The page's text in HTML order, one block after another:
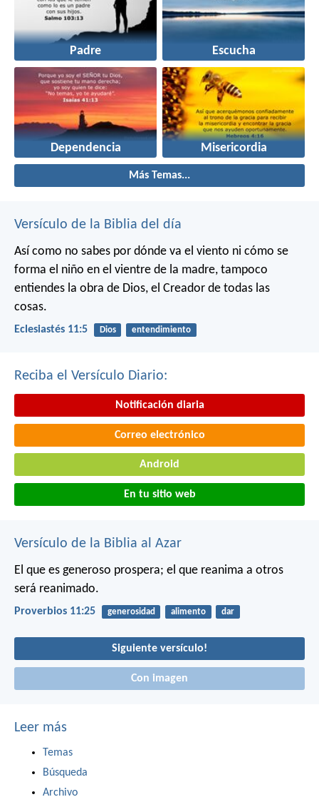
Padre Escucha
Dependencia Misericordia
Más Temas...
Versículo de la Biblia del día
Así como no sabes por dónde va el viento ni cómo se
forma el niño en el vientre de la madre, tampoco
entiendes la obra de Dios, el Creador de todas las
cosas.
Eclesiastés 11:5 Dios entendimiento
Reciba el Versículo Diario:
Notificación diaria
Correo electrónico
Android
En tu sitio web
Versículo de la Biblia al Azar
El que es generoso prospera; el que reanima a otros
será reanimado.
Proverbios 11:25 generosidad alimento dar
Siguiente versículo!
Con imagen
Leer más
Temas
Búsqueda
Archivo